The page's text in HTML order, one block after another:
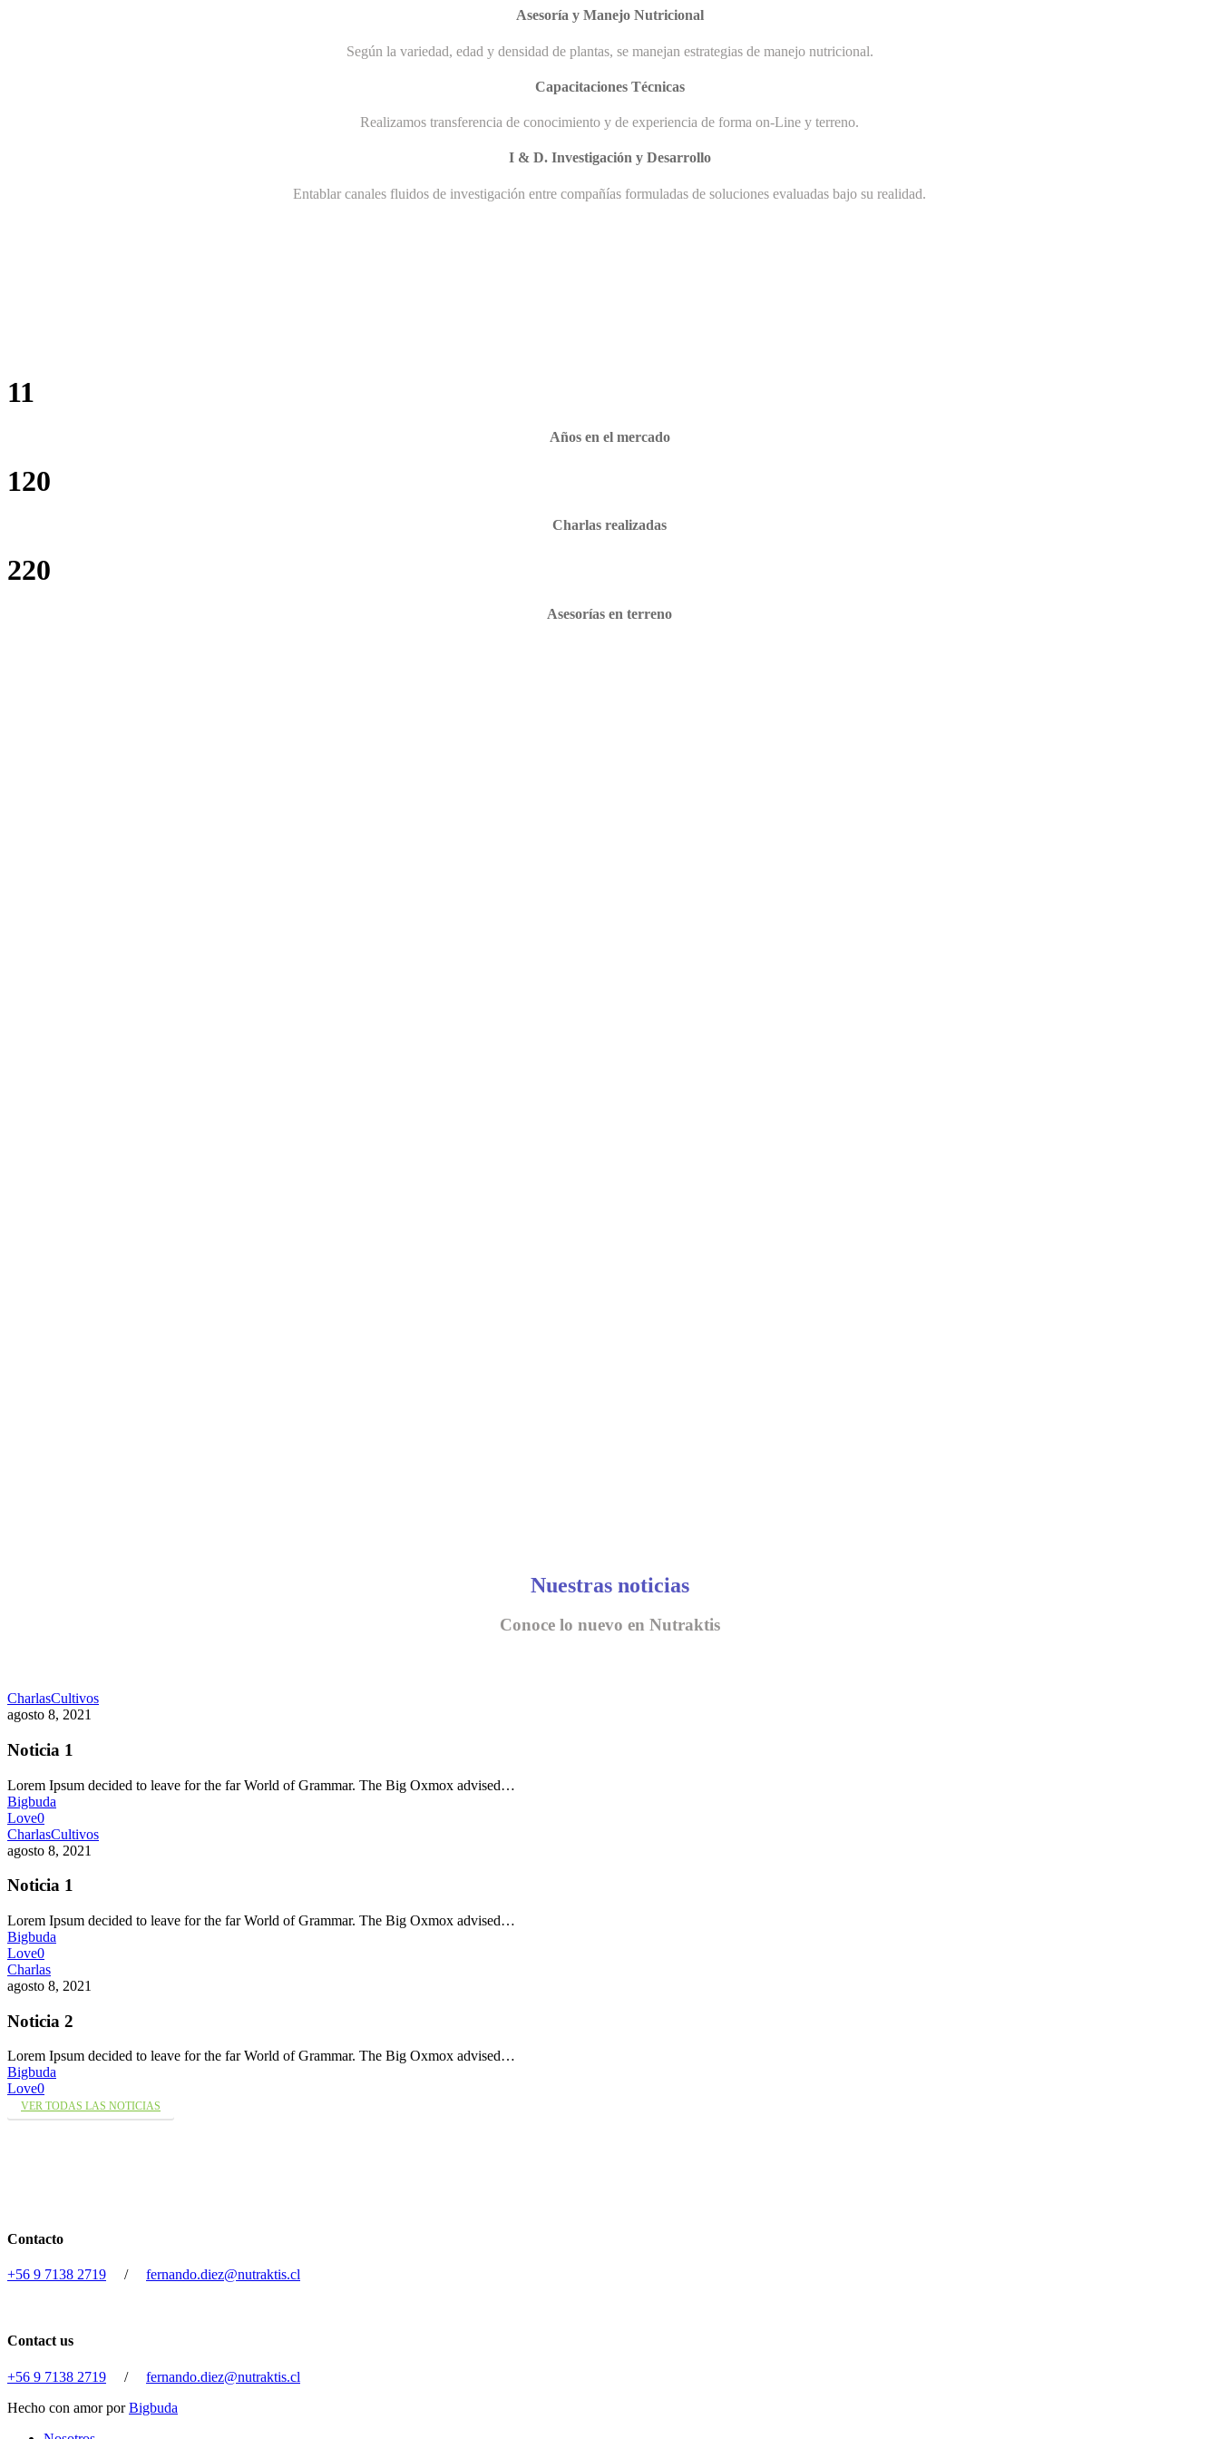
Asesoría y Manejo Nutricional
Según la variedad, edad y densidad de plantas, se manejan estrategias de manejo nutricional.
Capacitaciones Técnicas
Realizamos transferencia de conocimiento y de experiencia de forma on-Line y terreno.
I & D. Investigación y Desarrollo
Entablar canales fluidos de investigación entre compañías formuladas de soluciones evaluadas bajo su realidad.
11
Años en el mercado
120
Charlas realizadas
220
Asesorías en terreno
Nuestras noticias
Conoce lo nuevo en Nutraktis
CharlasCultivos
agosto 8, 2021
Noticia 1
Lorem Ipsum decided to leave for the far World of Grammar. The Big Oxmox advised…
Bigbuda
Love0
CharlasCultivos
agosto 8, 2021
Noticia 1
Lorem Ipsum decided to leave for the far World of Grammar. The Big Oxmox advised…
Bigbuda
Love0
Charlas
agosto 8, 2021
Noticia 2
Lorem Ipsum decided to leave for the far World of Grammar. The Big Oxmox advised…
Bigbuda
Love0
VER TODAS LAS NOTICIAS
Contacto
+56 9 7138 2719 / fernando.diez@nutraktis.cl
Contact us
+56 9 7138 2719 / fernando.diez@nutraktis.cl
Hecho con amor porBigbuda